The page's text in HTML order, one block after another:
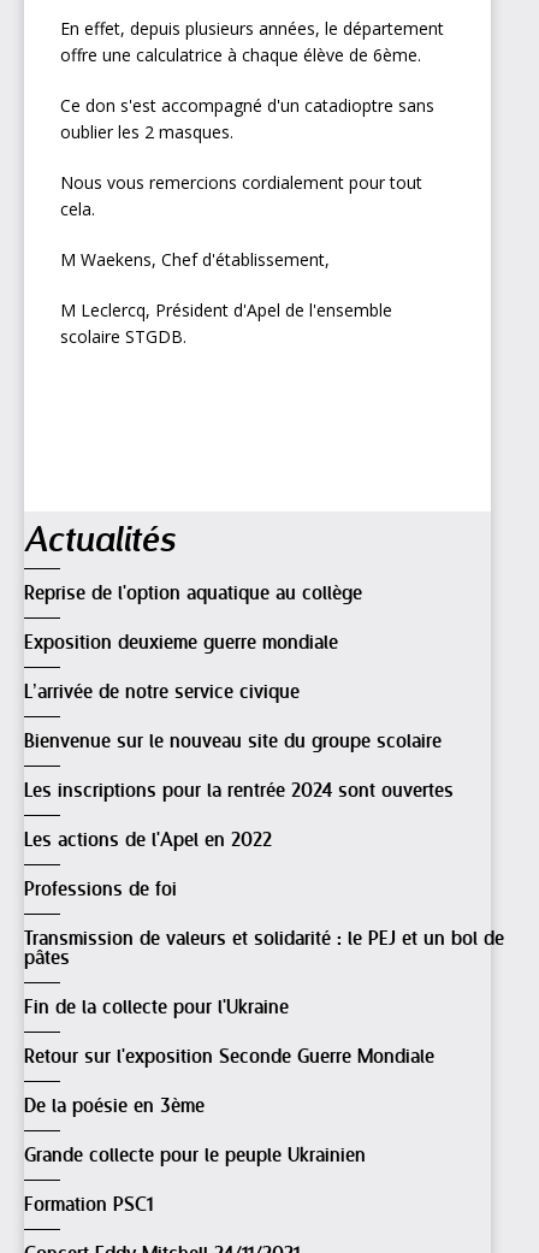
En effet, depuis plusieurs années, le département
offre une calculatrice à chaque élève de 6ème.
Ce don s'est accompagné d'un catadioptre sans
oublier les 2 masques.
Nous vous remercions cordialement pour tout
cela.
M Waekens, Chef d'établissement,
M Leclercq, Président d'Apel de l'ensemble
scolaire STGDB.
Actualités
Reprise de l'option aquatique au collège
Exposition deuxieme guerre mondiale
L’arrivée de notre service civique
Bienvenue sur le nouveau site du groupe scolaire
Les inscriptions pour la rentrée 2024 sont ouvertes
Les actions de l'Apel en 2022
Professions de foi
Transmission de valeurs et solidarité : le PEJ et un bol de
pâtes
Fin de la collecte pour l'Ukraine
Retour sur l'exposition Seconde Guerre Mondiale
De la poésie en 3ème
Grande collecte pour le peuple Ukrainien
Formation PSC1